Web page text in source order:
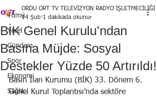
Tümü
Yerel
Gündem
Spor
Ekonomi
Sağlık
BİK Genel Kurulu’ndan
Basına Müjde: Sosyal
Destekler Yüzde 50 Artırıldı!
ORDU ORT TV TELEVİZYON RADYO İŞLETMECİLİĞİ
14 Şub 1 dakikada okunur
Basın İlan Kurumu (BİK) 33. Dönem 6.
Genel Kurul Toplantısı’nda sektöre